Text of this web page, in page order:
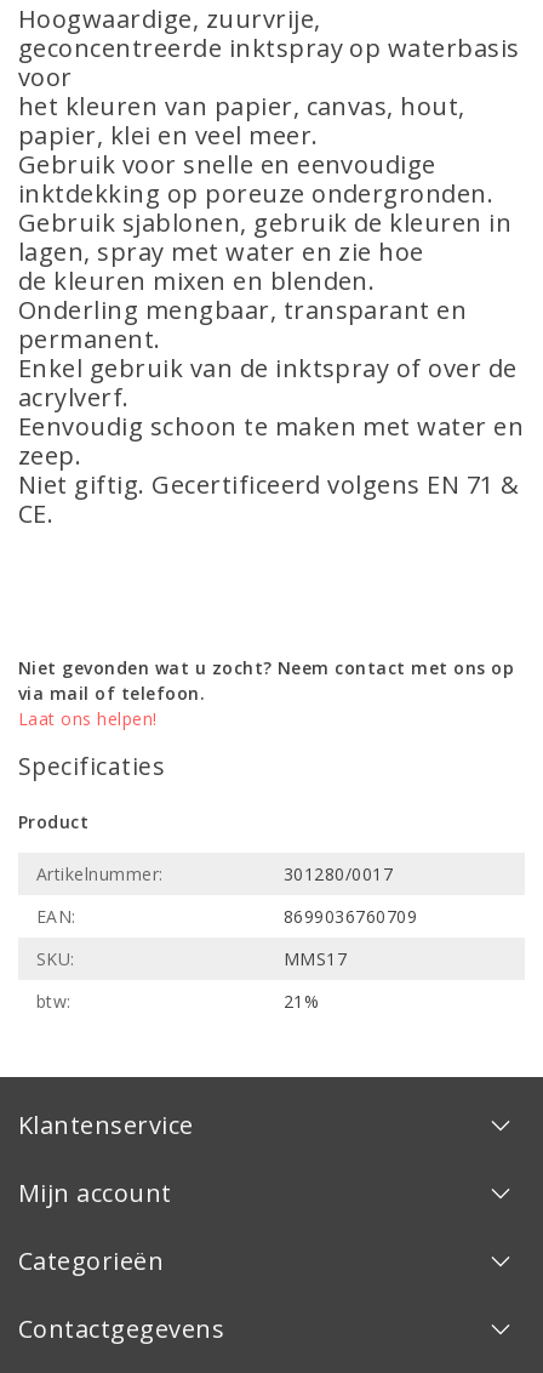
Hoogwaardige, zuurvrije,
geconcentreerde inktspray op waterbasis
voor
het kleuren van papier, canvas, hout,
papier, klei en veel meer.
Gebruik voor snelle en eenvoudige
inktdekking op poreuze ondergronden.
Gebruik sjablonen, gebruik de kleuren in
lagen, spray met water en zie hoe
de kleuren mixen en blenden.
Onderling mengbaar, transparant en
permanent.
Enkel gebruik van de inktspray of over de
acrylverf.
Eenvoudig schoon te maken met water en
zeep.
Niet giftig. Gecertificeerd volgens EN 71 &
CE.
Niet gevonden wat u zocht? Neem contact met ons op
via mail of telefoon.
Laat ons helpen!
Specificaties
Product
Artikelnummer:
301280/0017
EAN:
8699036760709
SKU:
MMS17
btw:
21%
Klantenservice
Mijn account
Categorieën
Contactgegevens